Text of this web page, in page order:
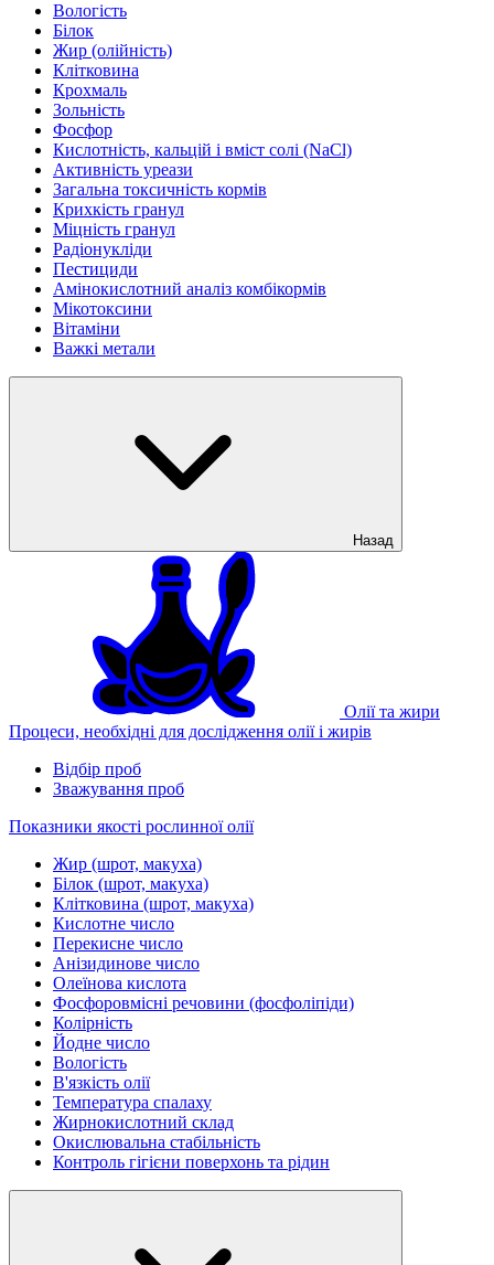
Вологість
Білок
Жир (олійність)
Клітковина
Крохмаль
Зольність
Фосфор
Кислотність, кальцій і вміст солі (NaCl)
Активність уреази
Загальна токсичність кормів
Крихкість гранул
Міцність гранул
Радіонукліди
Пестициди
Амінокислотний аналіз комбікормів
Мікотоксини
Вітаміни
Важкі метали
Назад
Олії та жири
Процеси, необхідні для дослідження олії і жирів
Відбір проб
Зважування проб
Показники якості рослинної олії
Жир (шрот, макуха)
Білок (шрот, макуха)
Клітковина (шрот, макуха)
Кислотне число
Перекисне число
Анізидинове число
Олеїнова кислота
Фосфоровмісні речовини (фосфоліпіди)
Колірність
Йодне число
Вологість
В'язкість олії
Температура спалаху
Жирнокислотний склад
Окислювальна стабільність
Контроль гігієни поверхонь та рідин